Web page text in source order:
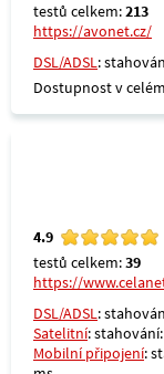
testů celkem:213
https://avonet.cz/
DSL/ADSL:
Dostupnost v
4.9
testů celkem:39
https://
DSL/ADSL:
Satelitní:
Mobilní připojení: